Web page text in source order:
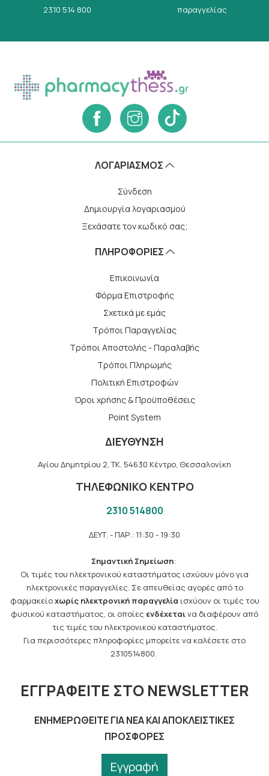
2310 514 800 παραγγελίας
ΛΟΓΑΡΙΑΣΜΌΣ
Σύνδεση
Δημιουργία λογαριασμού
Ξεχάσατε τον κωδικό σας;
ΠΛΗΡΟΦΟΡΙΕΣ
Επικοινωνία
Φόρμα Επιστροφής
Σχετικά με εμάς
Τρόποι Παραγγελίας
Τρόποι Αποστολής - Παραλαβής
Tρόποι Πληρωμής
Πολιτική Επιστροφών
Όροι χρήσης & Προϋποθέσεις
Point System
ΔΙΕΥΘΥΝΣΗ
Αγίου Δημητρίου 2, TK. 54630 Κέντρο, Θεσσαλονίκη
ΤΗΛΕΦΩΝΙΚΟ ΚΕΝΤΡΟ
2310 514800
ΔΕΥΤ. - ΠΑΡ.: 11:30 - 19:30
Σημαντική Σημείωση:
Οι τιμές του ηλεκτρονικού καταστήματος ισχύουν μόνο για
ηλεκτρονικές παραγγελίες. Σε απευθείας αγορές από το
φαρμακείοχωρίς ηλεκτρονική παραγγελία ισχύουν οι τιμές του
φυσικού καταστήματος, οι οποίες ενδέχεταινα διαφέρουν από
τις τιμές του ηλεκτρονικού καταστήματος.
Για περισσότερες πληροφορίες μπορείτε να καλέσετε στο
2310514800.
ΕΓΓΡΑΦΕΊΤΕ ΣΤΟ NEWSLETTER
ΕΝΗΜΕΡΩΘΕΊΤΕ ΓΙΑ ΝΈΑ ΚΑΙ ΑΠΟΚΛΕΙΣΤΙΚΈΣ
ΠΡΟΣΦΟΡΈΣ
Εγγραφή